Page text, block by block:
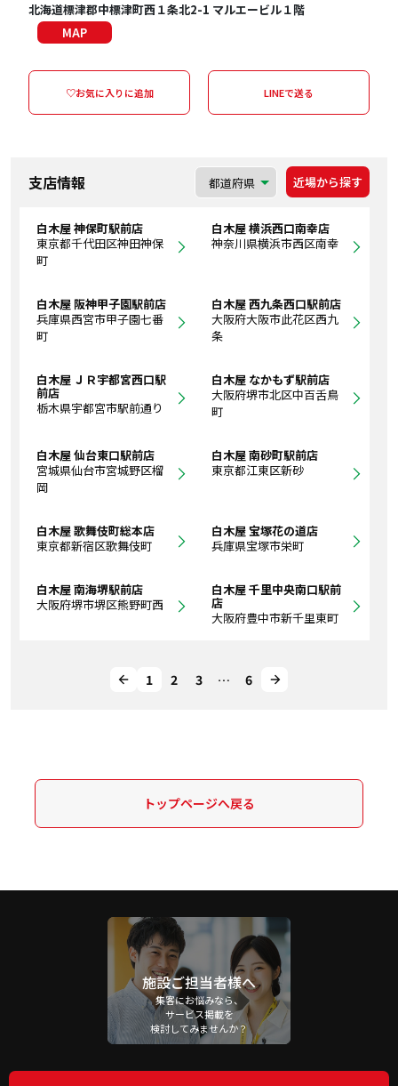
北海道標津郡中標津町西１条北2-1 マルエービル１階
MAP
♡お気に入りに追加 LINEで送る
支店情報 近場から探す
白木屋 神保町駅前店
東京都千代田区神田神保
町
白木屋 横浜西口南幸店
神奈川県横浜市西区南幸
白木屋 阪神甲子園駅前店
兵庫県西宮市甲子園七番
町
白木屋 西九条西口駅前店
大阪府大阪市此花区西九
条
白木屋 ＪＲ宇都宮西口駅
前店
栃木県宇都宮市駅前通り
白木屋 なかもず駅前店
大阪府堺市北区中百舌鳥
町
白木屋 仙台東口駅前店
宮城県仙台市宮城野区榴
岡
白木屋 南砂町駅前店
東京都江東区新砂
白木屋 歌舞伎町総本店
東京都新宿区歌舞伎町
白木屋 宝塚花の道店
兵庫県宝塚市栄町
白木屋 南海堺駅前店
大阪府堺市堺区熊野町西
白木屋 千里中央南口駅前
店
大阪府豊中市新千里東町
1 2 3 … 6
トップページへ戻る
施設ご担当者様へ
集客にお悩みなら、
サービス掲載を
検討してみませんか？